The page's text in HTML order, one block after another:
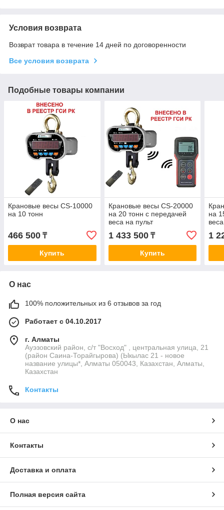
Условия возврата
Возврат товара в течение 14 дней по договоренности
Все условия возврата
Подобные товары компании
Крановые весы CS-10000
на 10 тонн
466 500 ₸
Купить
Крановые весы CS-20000
на 20 тонн с передачей
веса на пульт
1 433 500₸
Купить
на
1
О нас
100% положительных из 6 отзывов за год
Работает с 04.10.2017
г. Алматы
Ауэзовский район, с/т "Восход" , центральная улица, 21
(район Саина-Торайгырова) (Ыкылас 21 - новое
название улицы*, Алматы 050043, Казахстан, Алматы,
Казахстан
Контакты
О нас
Контакты
Доставка и оплата
Полная версия сайта